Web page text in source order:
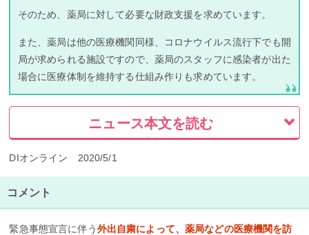
そのため、薬局に対して必要な財政支援を求めています。
また、薬局は他の医療機関同様、コロナウイルス流行下でも開
局が求められる施設ですので、薬局のスタッフに感染者が出た
場合に医療体制を維持する仕組み作りも求めています。
ニュース本文を読む
DIオンライン 2020/5/1
コメント
緊急事態宣言に伴う外出自粛によって、薬局などの医療機関を訪